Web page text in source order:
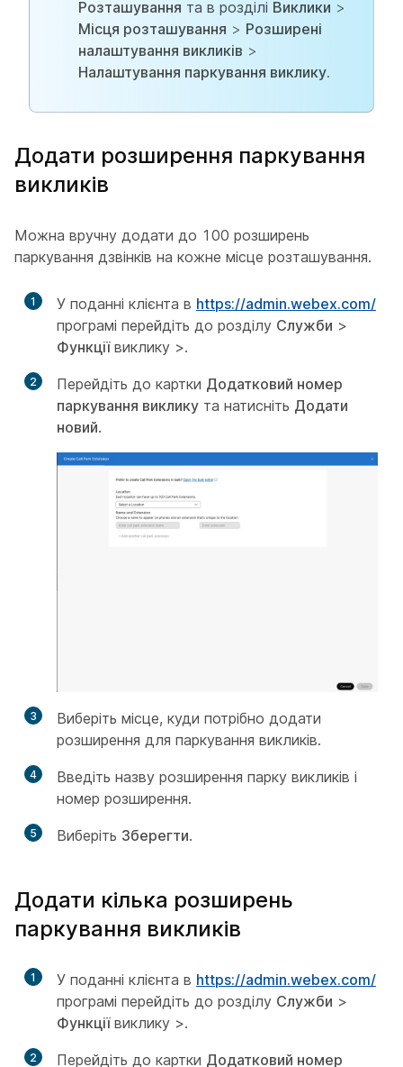
Розташування та в розділі Виклики >
Місця розташування > Розширені
налаштування викликів >
Налаштування паркування виклику.
Додати розширення паркування
викликів
Можна вручну додати до 100 розширень
паркування дзвінків на кожне місце розташування.
1 У поданні клієнта в https://admin.webex.com/
програмі перейдіть до розділу Служби >
Функціївиклику >.
2 Перейдіть до картки Додатковий номер
паркування виклику та натисніть Додати
новий.
3
Виберіть місце, куди потрібно додати
розширення для паркування викликів.
4
Введіть назву розширення парку викликів і
номер розширення.
5 Виберіть Зберегти.
Додати кілька розширень
паркування викликів
1 У поданні клієнта в https://admin.webex.com/
програмі перейдіть до розділу Служби >
Функціївиклику >.
2 Перейдіть до картки Додатковий номер